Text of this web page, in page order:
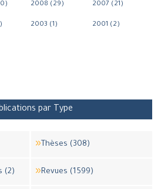
2008 (29) 2007 (21)
2003 (1) 2001 (2)
par Type
Thèses (308)
(2) Revues (1599)